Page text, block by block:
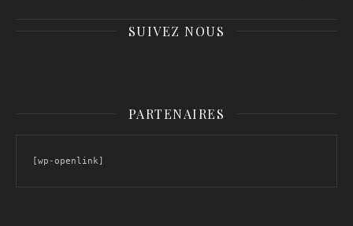
SUIVEZ NOUS
PARTENAIRES
[wp-openlink]